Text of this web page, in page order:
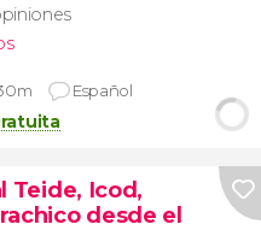
Español
Teide, Icod,
desde el